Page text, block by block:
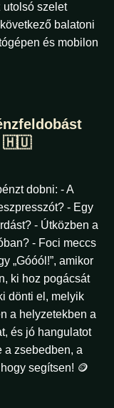
utolsó szelet
balatoni
és mobilon
🇭🇺
dobni: - A
- Egy
- Útközben a
- Foci meccs
„Góóól!”, amikor
ki hoz pogácsát
dönti el, melyik
a helyzetekben a
és jó hangulatot
a zsebedben, a
segítsen! 🪙